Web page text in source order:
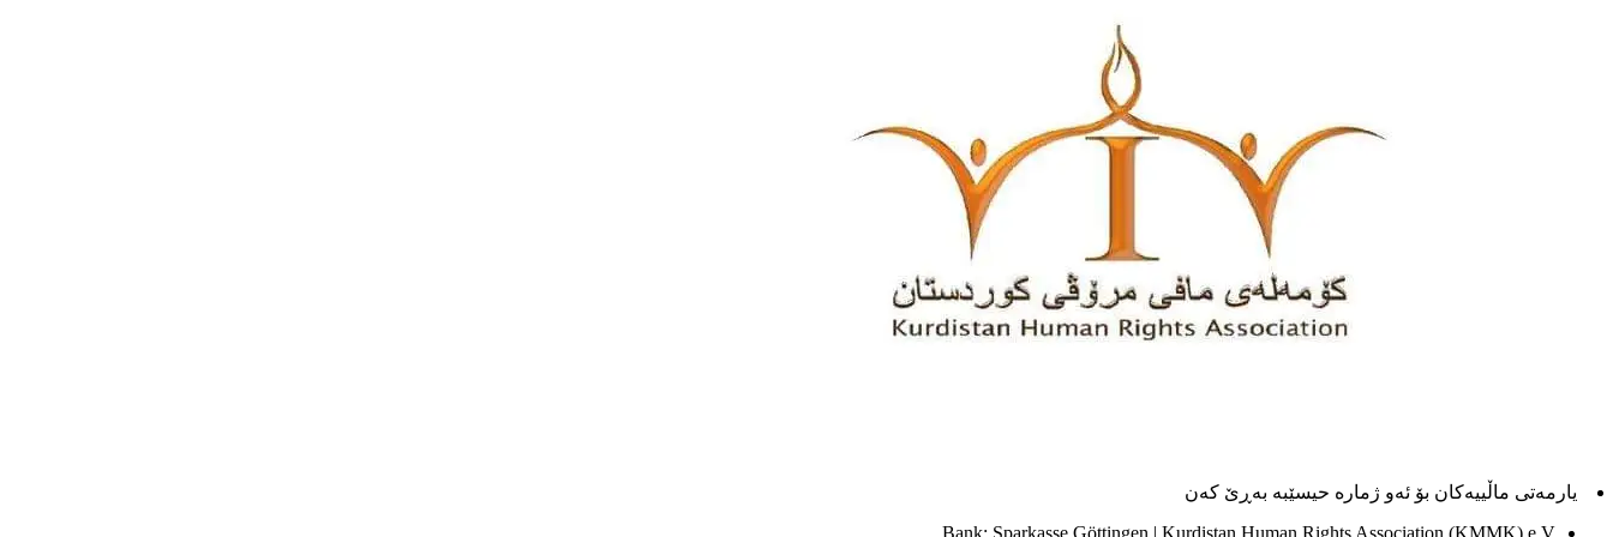
یارمەتی ماڵییەکان بۆ ئەو ژماره حیسێبە بەڕێ کەن
Bank: Sparkasse Göttingen | Kurdistan Human Rights Association (KMMK) e.V